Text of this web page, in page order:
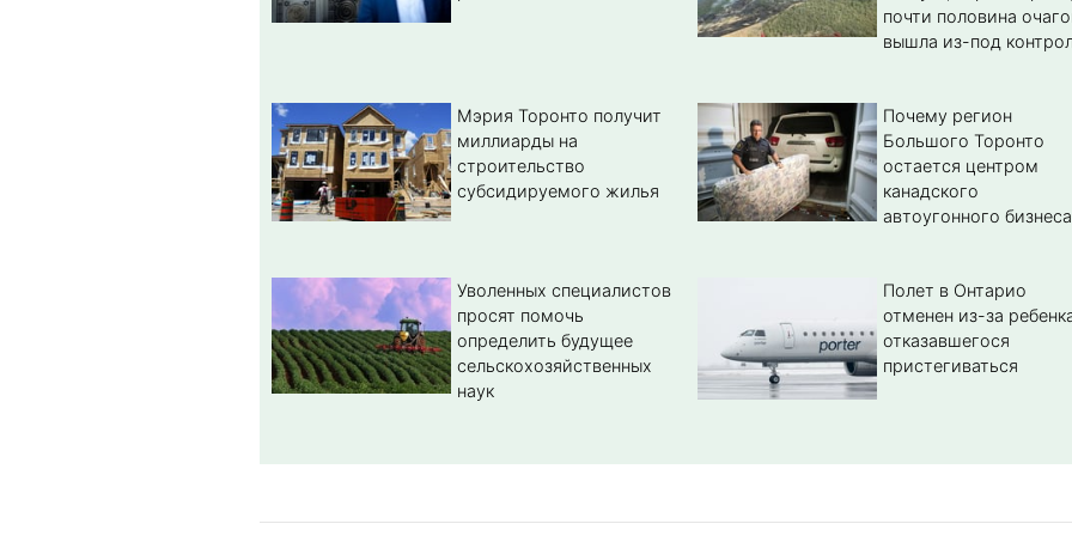
почти половина
вышла из-под
Мэрия Торонто получит
миллиарды на
строительство
субсидируемого жилья
Почему регион
Большого Торонто
остается центром
канадского
автоугонного бизнеса
Уволенных специалистов
просят помочь
определить будущее
сельскохозяйственных
наук
Полет в Онтарио
отменен из-за
отказавшегося
пристегиваться